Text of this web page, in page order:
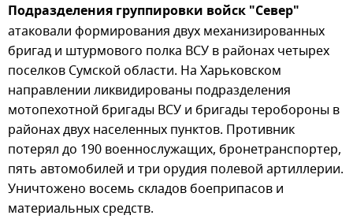
Подразделения группировки войск "Север"
атаковали формирования двух механизированных
бригад и штурмового полка ВСУ в районах четырех
поселков Сумской области. На Харьковском
направлении ликвидированы подразделения
мотопехотной бригады ВСУ и бригады теробороны в
районах двух населенных пунктов. Противник
потерял до 190 военнослужащих, бронетранспортер,
пять автомобилей и три орудия полевой артиллерии.
Уничтожено восемь складов боеприпасов и
материальных средств.